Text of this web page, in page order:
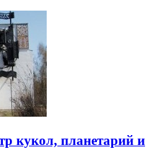
кукол, планетарий и